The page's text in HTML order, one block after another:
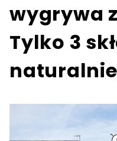
wygrywa
Tylko 3